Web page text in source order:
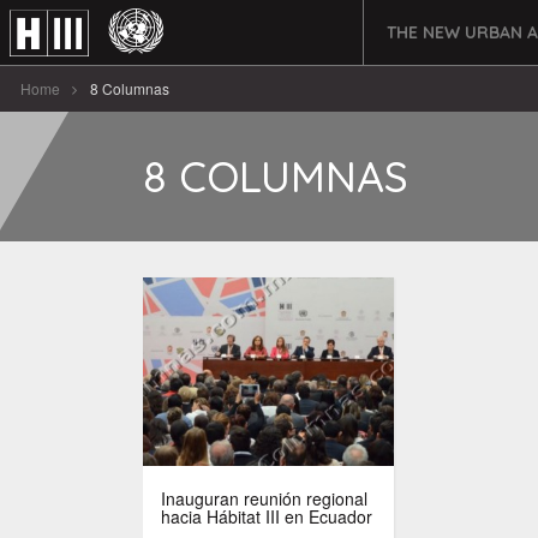
THE NEW URBAN
Home 8 Columnas
8 COLUMNAS
Inauguran reunión regional
hacia Hábitat III en Ecuador